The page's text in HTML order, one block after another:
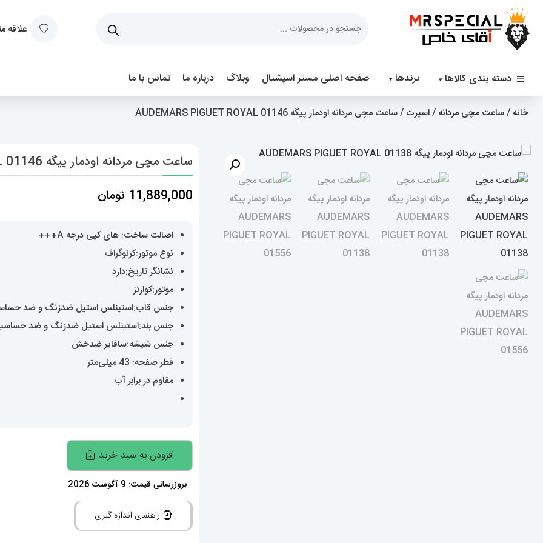
علاقه
دسته بندی کالاها برندها صفحه اصلی مستر اسپشیال وبلاگ درباره ما تماس با ما
خانه /ساعت مچی مردانه /اسپرت / ساعت مچی مردانه اودمار پیگه AUDEMARS PIGUET ROYAL 01146
ساعت مچی مردانه اودمار پیگه AUDEMARS PIGUET ROYAL 01146
11,889,000 تومان
اصالت ساخت: های کپی درجه A+++
نوع موتور:کرنوگراف
نشانگر تاریخ:دارد
موتور:کوارتز
جنس قاب:استینلس استیل ضدزنگ و ضد
جنس بند:استینلس استیل ضدزنگ و ضد
جنس شیشه:سافایر ضدخش
قطر صفحه: 43 میلی‌متر
مقاوم در برابر آب
ساعت
مچی
مردانه
اودمار
افزودن به سبد خرید
بروزرسانی قیمت: 9 آگوست 2026
راهنمای اندازه گیری